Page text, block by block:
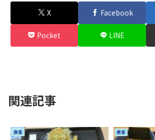
X Facebook
Pocket LINE
関連記事
食事 食事